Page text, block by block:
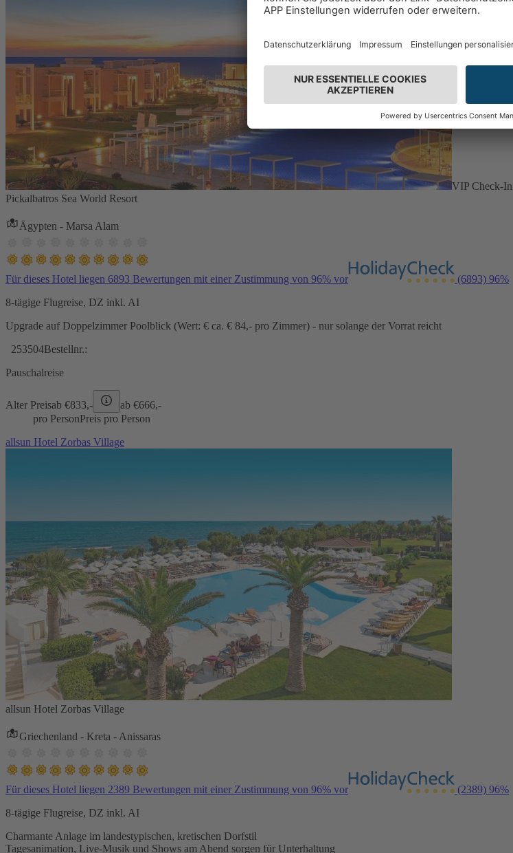
VIP Check-In
Pickalbatros Sea World Resort
Ägypten - Marsa Alam
Für dieses Hotel liegen 6893 Bewertungen mit einer Zustimmung von 96% vor (6893) 96%
8-tägige Flugreise, DZ inkl. AI
Upgrade auf Doppelzimmer Poolblick (Wert: € ca. € 84,- pro Zimmer) - nur solange der Vorrat reicht
253504Bestellnr.:
Pauschalreise
Alter Preisab €833,- ab €666,-
pro PersonPreis pro Person
allsun Hotel Zorbas Village
allsun Hotel Zorbas Village
Griechenland - Kreta - Anissaras
Für dieses Hotel liegen 2389 Bewertungen mit einer Zustimmung von 96% vor (2389) 96%
8-tägige Flugreise, DZ inkl. AI
Charmante Anlage im landestypischen, kretischen Dorfstil
Tagesanimation, Live-Musik und Shows am Abend sorgen für Unterhaltung